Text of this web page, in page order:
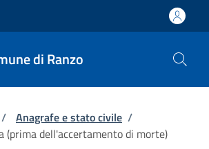
di Ranzo
pane
/ Anagrafe e stato civile /
(prima dell'accertamento di morte)